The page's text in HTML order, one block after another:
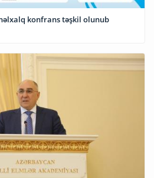
konfrans təşkil olunub